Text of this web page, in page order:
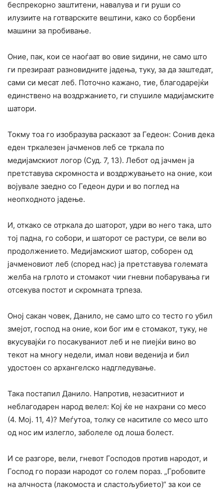
беспрекорно заштитени, навалува и ги руши со
илузиите на готварските вештини, како со борбени
машини за пробивање.
Оние, пак, кои се наоѓаат во овие ѕидини, не само што
ги презираат разновидните јадења, туку, за да заштедат,
сами си месат леб. Поточно кажано, тие, благодарејќи
единствено на воздржанието, ги спушиле мадијамските
шатори.
Токму тоа го изобразува расказот за Гедеон: Сонив дека
еден тркалезен јачменов леб се тркала по
медијамскиот логор (Суд. 7, 13). Лебот од јачмен ја
претставува скромноста и воздржувањето на оние, кои
војувале заедно со Гедеон дури и во поглед на
неопходното јадење.
И, откако се отркала до шаторот, удри во него така, што
тој падна, го собори, и шаторот се растури, се вели во
продолжението. Медијамскиот шатор, соборен од
јачменовиот леб (според нас) ја претставува големата
желба на грлото и стомакот чии гневни побарувања ги
отсекува постот и скромната трпеза.
Оној сакан човек, Данило, не само што со тесто го убил
змејот, господ на оние, кои бог им е стомакот, туку, не
вкусувајќи го посакуваниот леб и не пиејќи вино во
текот на многу недели, имал нови веденија и бил
удостоен со архангелско надгледување.
Така постапил Данило. Напротив, незаситниот и
неблагодарен народ велел: Кој ќе не нахрани со месо
(4. Мој. 11, 4)? Меѓутоа, толку се наситиле со месо што
од нос им излегло, заболеле од лоша болест.
И се разгоре, вели, гневот Господов против народот, и
Господ го порази народот со голем пораз. „Гробовите
на алчноста (лакомоста и сластољубието)“ за кои се